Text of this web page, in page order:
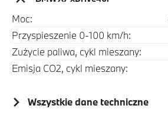
Moc:
Przyspieszenie 0-100 km/h:
Zużycie paliwa, cykl mieszany:
Emisja CO2, cykl mieszany:
Wszystkie dane techniczne